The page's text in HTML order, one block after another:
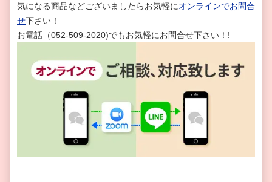
気になる商品などございましたらお気軽にオンラインでお問合
せ下さい！
お電話（052-509-2020)でもお気軽にお問合せ下さい！!